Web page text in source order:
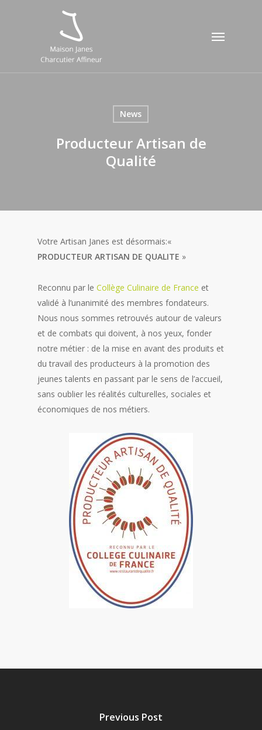
Menu
News
Producteur Artisan de
Qualité
Votre Artisan Janes est désormais:«
PRODUCTEUR ARTISAN DE QUALITE »
Reconnu par le Collège Culinaire de France et
validé à l’unanimité des membres fondateurs.
Nous nous sommes retrouvés autour de valeurs
et de combats qui doivent, à nos yeux, fonder
notre métier : de la mise en avant des produits et
du travail des producteurs à la promotion des
jeunes talents en passant par le sens de l’accueil,
sans oublier les réalités culturelles, sociales et
économiques de nos métiers.
Previous Post